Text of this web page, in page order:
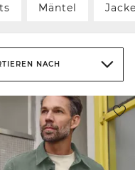
Mäntel
NACH